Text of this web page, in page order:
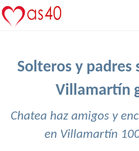
Solteros y padres
Villamartín
Chatea haz amigos y
en Villamartín